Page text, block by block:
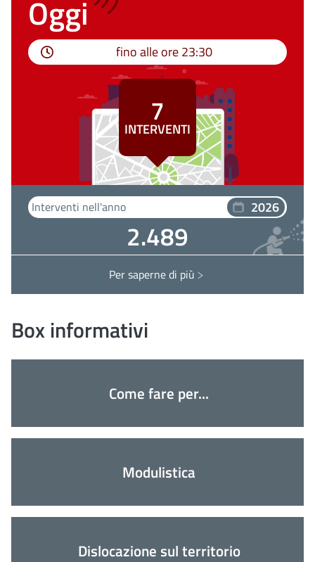
Oggi
fino alle ore 23:30
7
INTERVENTI
Interventi nell'anno 2026
2.489
Per saperne di più
Interventi ASTI
Box informativi
Come fare per...
Modulistica
Dislocazione sul territorio